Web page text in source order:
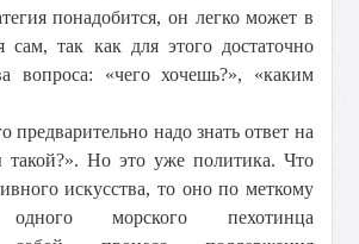
понадобится, он легко может в
сам, так как для этого достаточно
вопроса: «чего хочешь?», «каким
предварительно надо знать ответ на
такой?». Но это уже политика. Что
искусства, то оно по меткому
морского пехотинца